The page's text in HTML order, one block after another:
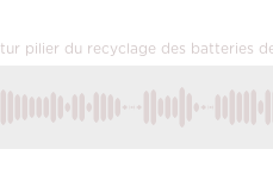
pilier du recyclage des batteries